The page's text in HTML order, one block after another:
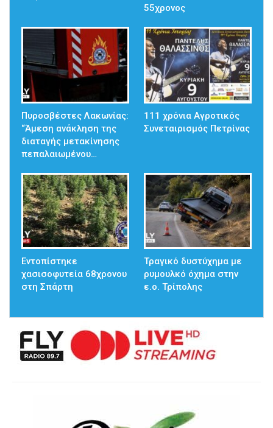
55χρονος
Πυροσβέστες Λακωνίας:
“Άμεση ανάκληση της
διαταγής μετακίνησης
πεπαλαιωμένου…
111 χρόνια Αγροτικός
Συνεταιρισμός Πετρίνας
Εντοπίστηκε
χασισοφυτεία 68χρονου
στη Σπάρτη
Τραγικό δυστύχημα με
ρυμουλκό όχημα στην
ε.ο. Τρίπολης